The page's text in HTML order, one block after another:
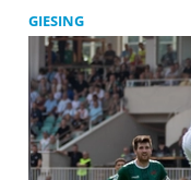
GIESING